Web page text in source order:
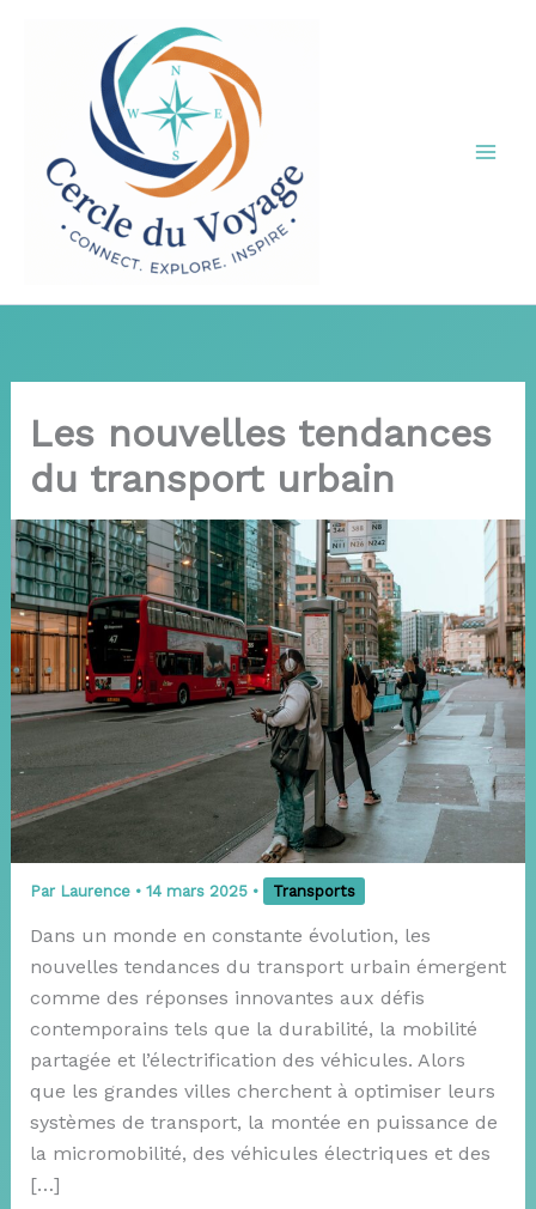
Les nouvelles tendances
du transport urbain
Par Laurence • 14 mars 2025 • Transports
Dans un monde en constante évolution, les
nouvelles tendances du transport urbain émergent
comme des réponses innovantes aux défis
contemporains tels que la durabilité, la mobilité
partagée et l’électrification des véhicules. Alors
que les grandes villes cherchent à optimiser leurs
systèmes de transport, la montée en puissance de
la micromobilité, des véhicules électriques et des
[…]